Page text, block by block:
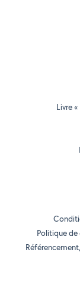
Livre
Politique